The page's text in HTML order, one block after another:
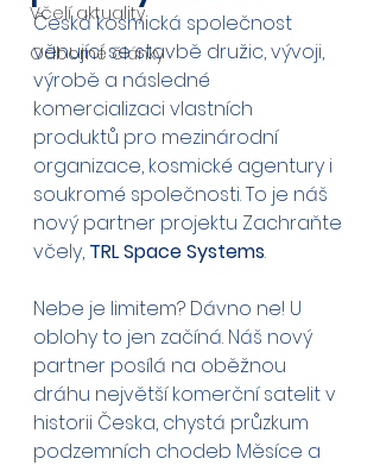
Včelí aktuality
Odborné články
Česká kosmická společnost
věnující se stavbě družic, vývoji,
výrobě a následné
komercializaci vlastních
produktů pro mezinárodní
organizace, kosmické agentury i
soukromé společnosti. To je náš
nový partner projektu Zachraňte
včely, TRL Space Systems.
Nebe je limitem? Dávno ne! U
oblohy to jen začíná. Náš nový
partner posílá na oběžnou
dráhu největší komerční satelit v
historii Česka, chystá průzkum
podzemních chodeb Měsíce a